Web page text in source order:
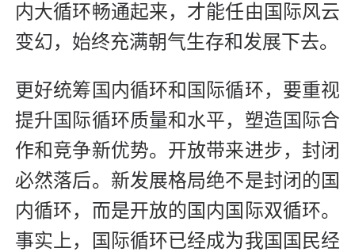
内大循环畅通起来，才能任由国际风云
变幻，始终充满朝气生存和发展下去。
更好统筹国内循环和国际循环，要重视
提升国际循环质量和水平，塑造国际合
作和竞争新优势。开放带来进步，封闭
必然落后。新发展格局绝不是封闭的国
内循环，而是开放的国内国际双循环。
事实上，国际循环已经成为我国国民经